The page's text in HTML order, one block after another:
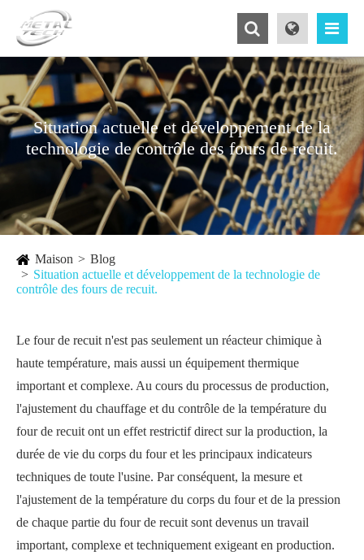
Situation actuelle et développement de la
technologie de contrôle des fours de recuit.
Maison
Blog
Situation actuelle et développement de la technologie de
contrôle des fours de recuit.
Le four de recuit n'est pas seulement un réacteur chimique à
haute température, mais aussi un équipement thermique
important et complexe. Au cours du processus de production,
l'ajustement du chauffage et du contrôle de la température du
four de recuit ont un effet restrictif direct sur la production, la
durée de vie du corps du four et les principaux indicateurs
techniques de toute l'usine. Par conséquent, la mesure et
l'ajustement de la température du corps du four et de la pression
de chaque partie du four de recuit sont devenus un travail
important, complexe et techniquement exigeant en production.